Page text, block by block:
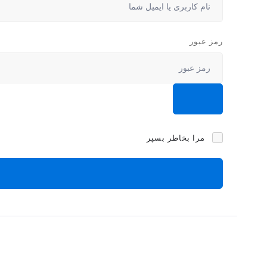
رمز عبور
مرا بخاطر بسپر